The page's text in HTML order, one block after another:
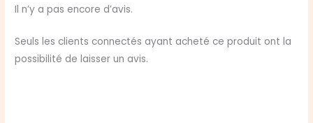
Il n’y a pas encore d’avis.
Seuls les clients connectés ayant acheté ce produit ont la
possibilité de laisser un avis.